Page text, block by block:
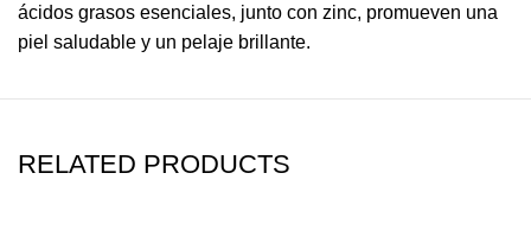
ácidos grasos esenciales, junto con zinc, promueven una
piel saludable y un pelaje brillante.
RELATED PRODUCTS